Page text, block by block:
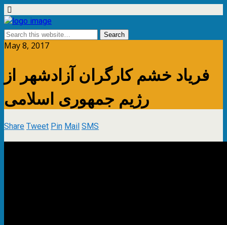
May 8, 2017
فریاد خشم کارگران آزادشهر از
رژیم جمهوری اسلامی
ShareTweetPinMailSMS